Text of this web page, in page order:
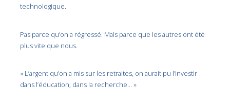
technologique.
Pas parce qu’on a régressé. Mais parce que les autres ont été
plus vite que nous.
« L’argent qu’on a mis sur les retraites, on aurait pu l’investir
dans l’éducation, dans la recherche… »